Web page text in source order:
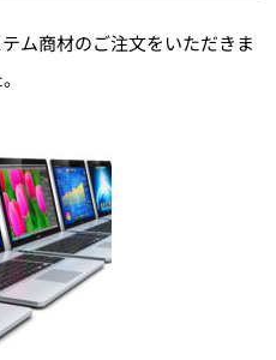
ム商材のご注文をいただきま